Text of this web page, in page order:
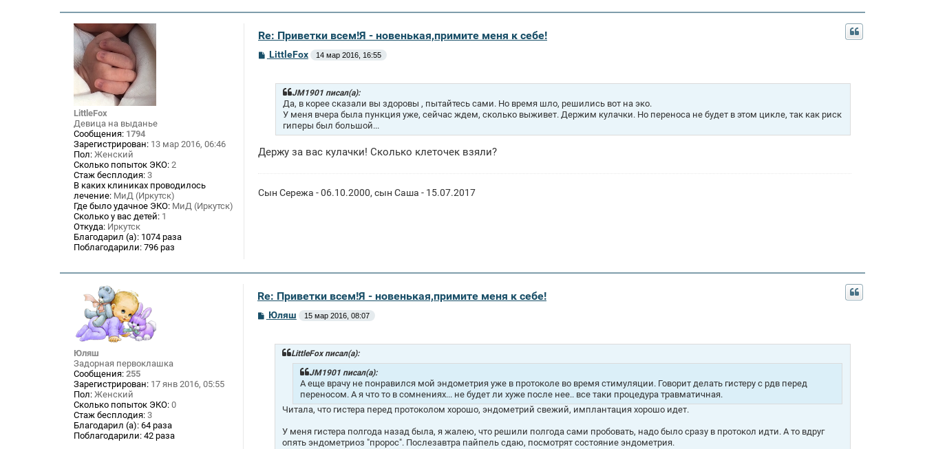
LittleFox
Девица на выданье
Сообщения: 1794
Зарегистрирован: 13 мар 2016, 06:46
Пол: Женский
Сколько попыток ЭКО: 2
Стаж бесплодия: 3
В каких клиниках проводилось
лечение: МиД (Иркутск)
Где было удачное ЭКО: МиД (Иркутск)
Сколько у вас детей: 1
Откуда: Иркутск
Благодарил (а): 1074 раза
Поблагодарили: 796 раз
Re: Приветки всем!Я - новенькая,примите меня к себе!
СLittleFox 14 мар 2016, 16:55
JM1901 писал(а):
Да, в корее сказали вы здоровы , пытайтесь сами. Но время шло, решились вот на эко.
У меня вчера была пункция уже, сейчас ждем, сколько выживет. Держим кулачки. Но переноса не будет в этом цикле, так как риск
гиперы был большой...
Держу за вас кулачки! Сколько клеточек взяли?
Сын Сережа - 06.10.2000, сын Саша - 15.07.2017
Юляш
Задорная первоклашка
Сообщения: 255
Зарегистрирован: 17 янв 2016, 05:55
Пол: Женский
Сколько попыток ЭКО: 0
Стаж бесплодия: 3
Благодарил (а): 64 раза
Поблагодарили: 42 раза
Re: Приветки всем!Я - новенькая,примите меня к себе!
СЮляш 15 мар 2016, 08:07
LittleFox писал(а):
JM1901 писал(а):
А еще врачу не понравился мой эндометрия уже в протоколе во время стимуляции. Говорит делать гистеру с рдв перед
переносом. А я что то в сомнениях... не будет ли хуже после нее.. все таки процедура травматичная.
Читала, что гистера перед протоколом хорошо, эндометрий свежий, имплантация хорошо идет.
У меня гистера полгода назад была, я жалею, что решили полгода сами пробовать, надо было сразу в протокол идти. А то вдруг
опять эндометриоз "пророс". Послезавтра пайпель сдаю, посмотрят состояние эндометрия.